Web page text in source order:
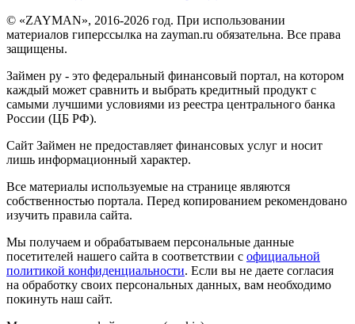
© «ZAYMAN», 2016-2026 год. При использовании
материалов гиперссылка на zayman.ru обязательна. Все права
защищены.
Займен ру - это федеральный финансовый портал, на котором
каждый может сравнить и выбрать кредитный продукт с
самыми лучшими условиями из реестра центрального банка
России (ЦБ РФ).
Сайт Займен не предоставляет финансовых услуг и носит
лишь информационный характер.
Все материалы используемые на странице являются
собственностью портала. Перед копированием рекомендовано
изучить правила сайта.
Мы получаем и обрабатываем персональные данные
посетителей нашего сайта в соответствии с официальной
политикой конфиденциальности. Если вы не даете согласия
на обработку своих персональных данных, вам необходимо
покинуть наш сайт.